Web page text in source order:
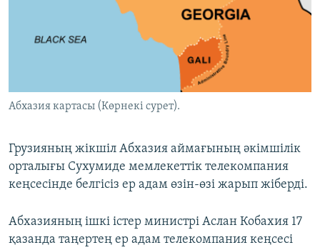
Абхазия картасы (Көрнекі сурет).
Грузияның жікшіл Абхазия аймағының әкімшілік
орталығы Сухумиде мемлекеттік телекомпания
кеңсесінде белгісіз ер адам өзін-өзі жарып жіберді.
Абхазияның ішкі істер министрі Аслан Кобахия 17
қазанда таңертең ер адам телекомпания кеңсесі